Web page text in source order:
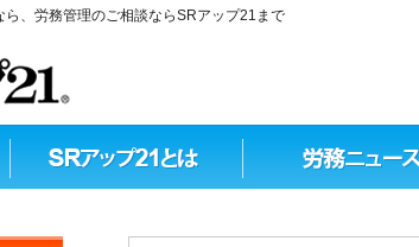
、労務管理のご相談ならSRアップ21まで